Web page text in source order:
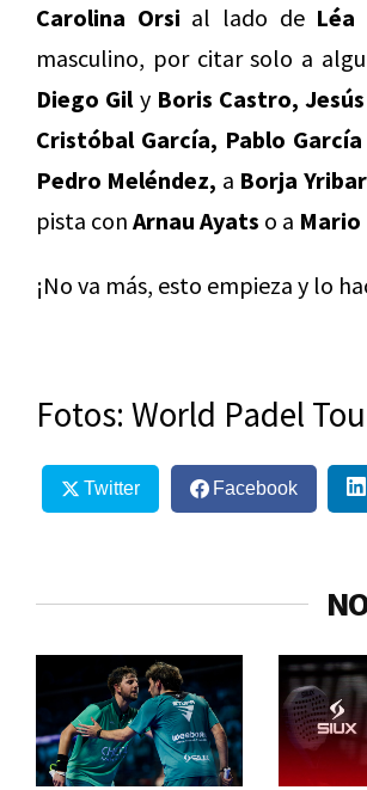
Carolina Orsi al lado de Léa
masculino, por citar solo a
Diego Gil y Boris Castro,
Cristóbal García, Pablo García
Pedro Meléndez, a Borja
pista con Arnau Ayats o a
¡No va más, esto empieza y lo
Fotos: World Padel
Twitter Facebook